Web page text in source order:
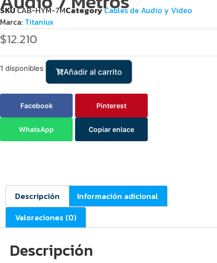
SKUCAB-HYM-7MCategoryCables de Audio y Video
Marca: Titaniux
$12.210
1 disponibles Añadir al carrito
Facebook Pinterest
WhatsApp Copiar enlace
Descripción
Información adicional
Valoraciones (0)
Descripción